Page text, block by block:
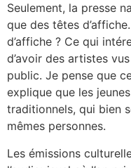
Seulement, la presse
que des têtes
d’affiche ? Ce qui
d’avoir des artistes
public. Je pense que
explique que les
traditionnels, qui bien
mêmes personnes.
Les émissions